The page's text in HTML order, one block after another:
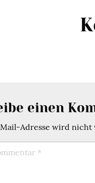
einen
Adresse wird